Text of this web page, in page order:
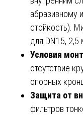
абразивному
стойкость).
для DN15, 2,5
Условия
отсутствие
опорных
Защита от
фильтров